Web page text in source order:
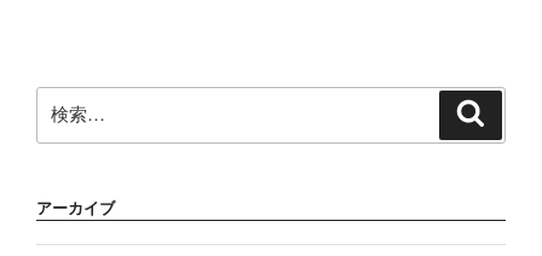
索:
アーカイブ